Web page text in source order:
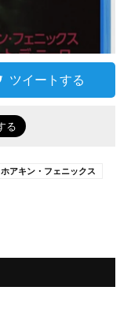
ツイートする
ホアキン・フェニックス